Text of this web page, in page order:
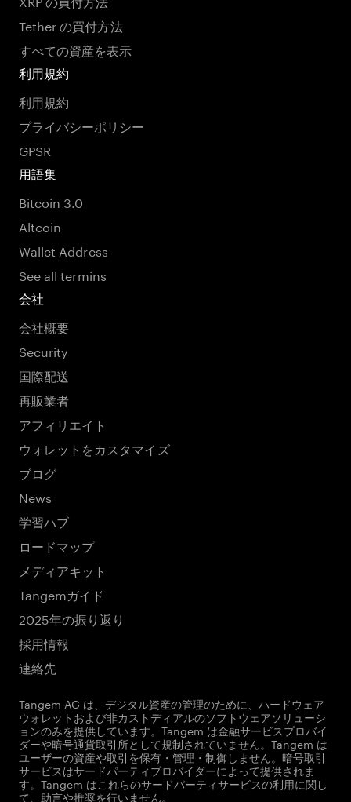
Tether の買付方法
すべての資産を表示
利用規約
利用規約
プライバシーポリシー
GPSR
用語集
Bitcoin 3.0
Altcoin
Wallet Address
See all termins
会社
会社概要
Security
国際配送
再販業者
アフィリエイト
ウォレットをカスタマイズ
ブログ
News
学習ハブ
ロードマップ
メディアキット
Tangemガイド
2025年の振り返り
採用情報
連絡先
Tangem AG は、デジタル資産の管理のために、ハードウェア
ウォレットおよび非カストディアルのソフトウェアソリューシ
ョンのみを提供しています。Tangem は金融サービスプロバイ
ダーや暗号通貨取引所として規制されていません。Tangem は
ユーザーの資産や取引を保有・管理・制御しません。暗号取引
サービスはサードパーティプロバイダーによって提供されま
す。Tangem はこれらのサードパーティサービスの利用に関し
て、助言や推奨を行いません。